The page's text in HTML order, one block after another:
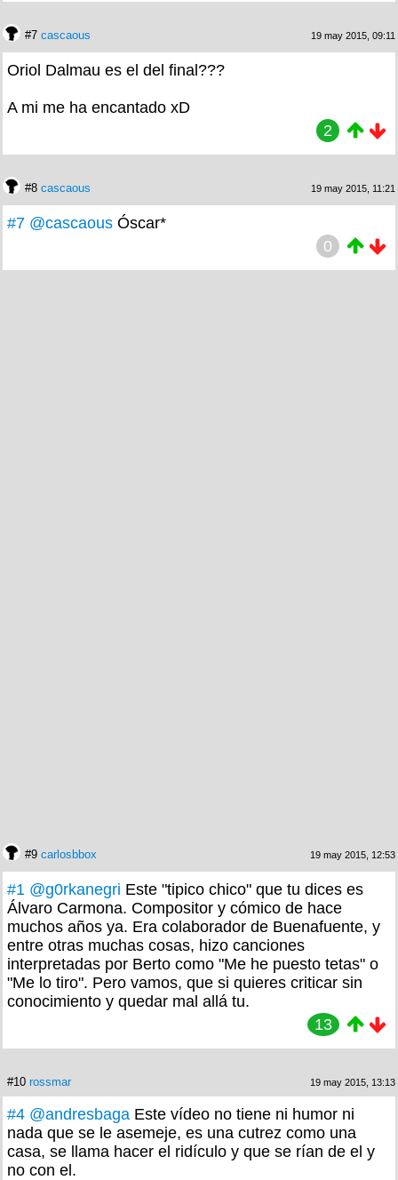
#7 cascaous 19 may 2015, 09:11
Oriol Dalmau es el del final???
A mi me ha encantado xD
2
#8 cascaous 19 may 2015, 11:21
#7 @cascaous Óscar*
0
#9 carlosbbox 19 may 2015, 12:53
#1 @g0rkanegri Este "tipico chico" que tu dices es
Álvaro Carmona. Compositor y cómico de hace
muchos años ya. Era colaborador de Buenafuente, y
entre otras muchas cosas, hizo canciones
interpretadas por Berto como "Me he puesto tetas" o
"Me lo tiro". Pero vamos, que si quieres criticar sin
conocimiento y quedar mal allá tu.
13
#10 rossmar 19 may 2015, 13:13
#4 @andresbaga Este vídeo no tiene ni humor ni
nada que se le asemeje, es una cutrez como una
casa, se llama hacer el ridículo y que se rían de el y
no con el.